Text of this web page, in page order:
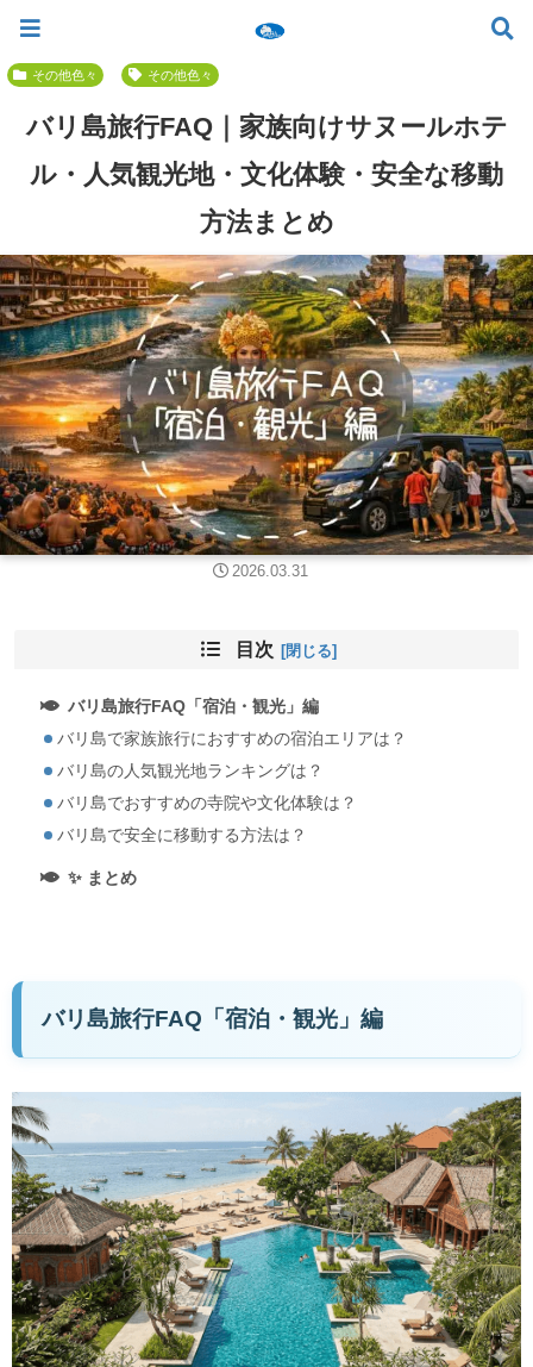
バリ島でいちばん優しい初心者専門 ≫
その他色々 その他色々
バリ島旅行FAQ｜家族向けサヌールホテ
ル・人気観光地・文化体験・安全な移動
方法まとめ
2026.03.31
目次
バリ島旅行FAQ「宿泊・観光」編
バリ島で家族旅行におすすめの宿泊エリアは？
バリ島の人気観光地ランキングは？
バリ島でおすすめの寺院や文化体験は？
バリ島で安全に移動する方法は？
✨ まとめ
バリ島旅行FAQ「宿泊・観光」編